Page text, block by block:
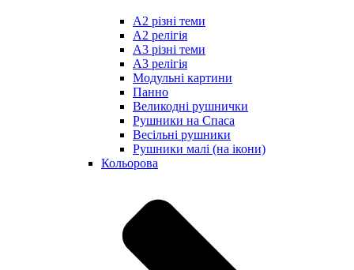
А2 різні теми
А2 релігія
А3 різні теми
А3 релігія
Модульні картини
Панно
Великодні рушнички
Рушники на Спаса
Весільні рушники
Рушники малі (на ікони)
Кольорова